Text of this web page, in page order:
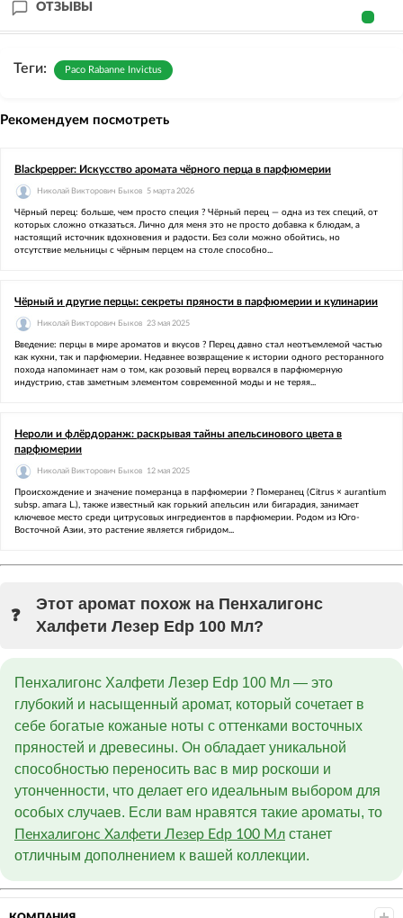
ОТЗЫВЫ
Теги: Paco Rabanne Invictus
Рекомендуем посмотреть
Blackpepper: Искусство аромата чёрного перца в парфюмерии
Николай Викторович Быков 5 марта 2026
Чёрный перец: больше, чем просто специя ?️ Чёрный перец — одна из тех специй, от
которых сложно отказаться. Лично для меня это не просто добавка к блюдам, а
настоящий источник вдохновения и радости. Без соли можно обойтись, но
отсутствие мельницы с чёрным перцем на столе способно...
Чёрный и другие перцы: секреты пряности в парфюмерии и кулинарии
Николай Викторович Быков 23 мая 2025
Введение: перцы в мире ароматов и вкусов ?️ Перец давно стал неотъемлемой частью
как кухни, так и парфюмерии. Недавнее возвращение к истории одного ресторанного
похода напоминает нам о том, как розовый перец ворвался в парфюмерную
индустрию, став заметным элементом современной моды и не теряя...
Нероли и флёрдоранж: раскрывая тайны апельсинового цвета в
парфюмерии
Николай Викторович Быков 12 мая 2025
Происхождение и значение померанца в парфюмерии ? Померанец (Citrus × aurantium
subsp. amara L.), также известный как горький апельсин или бигарадия, занимает
ключевое место среди цитрусовых ингредиентов в парфюмерии. Родом из Юго-
Восточной Азии, это растение является гибридом...
Этот аромат похож на Пенхалигонс
Халфети Лезер Edp 100 Мл?
Пенхалигонс Халфети Лезер Edp 100 Мл — это
глубокий и насыщенный аромат, который сочетает в
себе богатые кожаные ноты с оттенками восточных
пряностей и древесины. Он обладает уникальной
способностью переносить вас в мир роскоши и
утонченности, что делает его идеальным выбором для
особых случаев. Если вам нравятся такие ароматы, то
Пенхалигонс Халфети Лезер Edp 100 Мл станет
отличным дополнением к вашей коллекции.